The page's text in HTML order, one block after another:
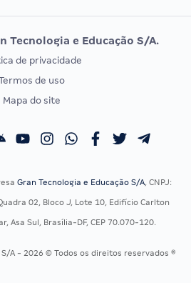
Vunesp
EXAME DE ORDEM
Calendário OAB
Tecnologia e Educação S/A.
de privacidade
de uso
Mapa do site
Gran Tecnologia e Educação S/A, CNPJ:
02, Bloco J, Lote 10, Edifício Carlton
Asa Sul, Brasília-DF, CEP 70.070-120.
A - 2026 © Todos os direitos reservados ®